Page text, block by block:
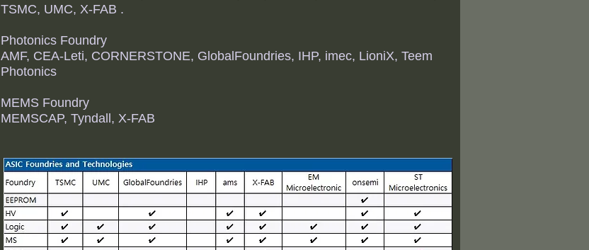
TSMC, UMC, X-FAB .
Photonics Foundry
AMF, CEA-Leti, CORNERSTONE, GlobalFoundries, IHP, imec, LioniX, Teem
Photonics
MEMS Foundry
MEMSCAP, Tyndall, X-FAB